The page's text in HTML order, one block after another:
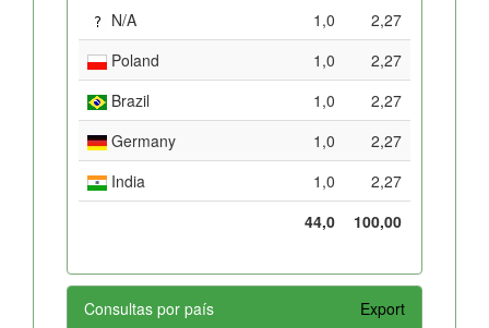
N/A
1,0
2,27
Poland
1,0
2,27
Brazil
1,0
2,27
Germany
1,0
2,27
India
1,0
2,27
44,0
100,00
Consultas por país Export